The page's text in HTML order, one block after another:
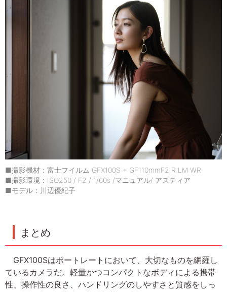
■撮影機材：富士フイルム GFX100S + GF110mmF2 R LM WR
■撮影環境：ISO250 / F2 / 1/60s /マニュアル/ アスティア
■モデル：川辺優紀子
まとめ
GFX100Sはポートレートにおいて、大切なものを網羅し
ているカメラだ。軽量かつコンパクトなボディによる携帯
性、操作性の良さ、ハンドリングのしやすさと質感をしっ